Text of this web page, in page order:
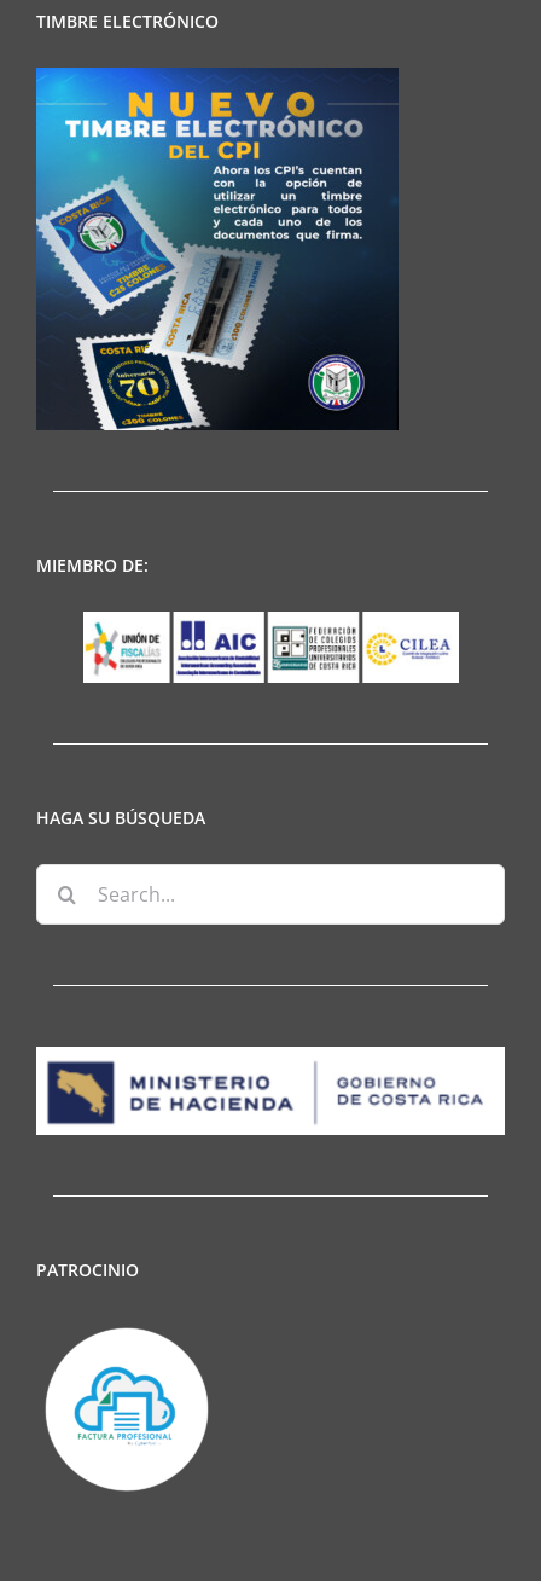
TIMBRE ELECTRÓNICO
MIEMBRO DE:
HAGA SU BÚSQUEDA
Search
for:
PATROCINIO